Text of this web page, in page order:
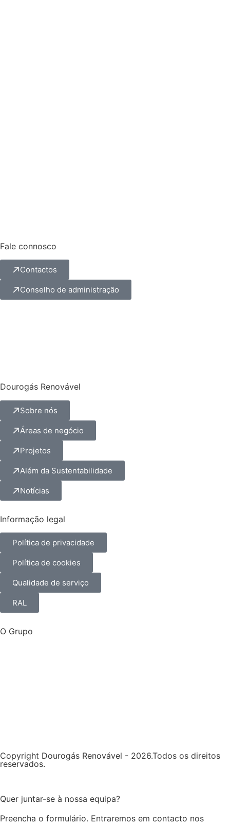
Fale connosco
Contactos
Conselho de administração
Dourogás Renovável
Sobre nós
Áreas de negócio
Projetos
Além da Sustentabilidade
Notícias
Informação legal
Política de privacidade
Política de cookies
Qualidade de serviço
RAL
O Grupo
Copyright Dourogás Renovável - 2026.Todos os direitos
reservados.
Quer juntar-se à nossa equipa?
Preencha o formulário. Entraremos em contacto nos